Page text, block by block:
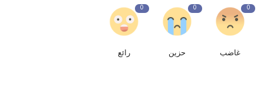
0
غاضب
0
حزين
0
رائع